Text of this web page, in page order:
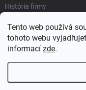
Tento web používá
tohoto webu
informací zde.
História firmy
Značky
https://